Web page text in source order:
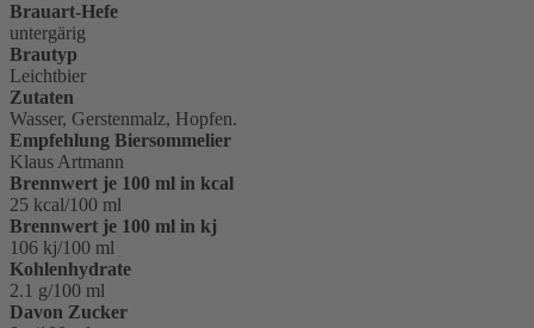
Brauart-Hefe
untergärig
Brautyp
Leichtbier
Zutaten
Wasser, Gerstenmalz, Hopfen.
Empfehlung Biersommelier
Klaus Artmann
Brennwert je 100 ml in kcal
25 kcal/100 ml
Brennwert je 100 ml in kj
106 kj/100 ml
Kohlenhydrate
2.1 g/100 ml
Davon Zucker